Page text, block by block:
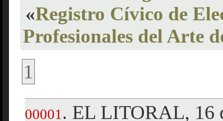
«Registro Cívico de
Profesionales del Arte
1
00001 . EL LITORAL, 16